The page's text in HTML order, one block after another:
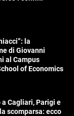
la
di Giovanni
al Campus
of Economics
Cagliari, Parigi e
scomparsa: ecco